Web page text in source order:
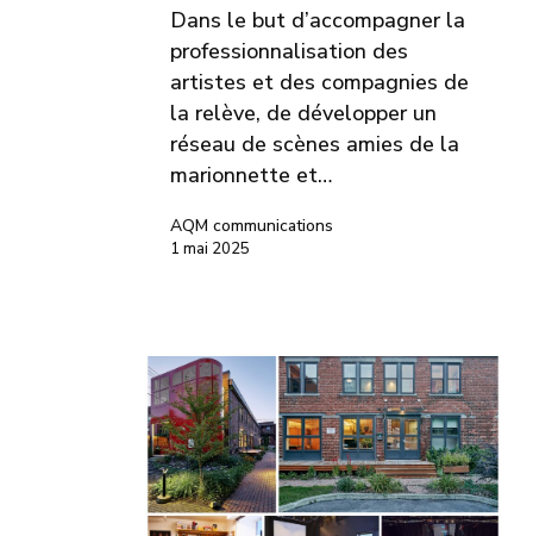
Dans le but d’accompagner la
professionnalisation des
artistes et des compagnies de
la relève, de développer un
réseau de scènes amies de la
marionnette et…
AQM communications
1 mai 2025